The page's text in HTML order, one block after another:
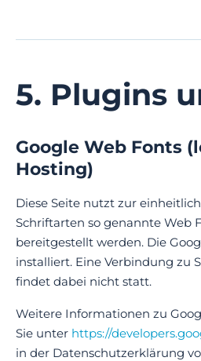
5. Plugins
Google Web Fonts
Hosting)
Diese Seite nutzt zur
Schriftarten so genannte Web
bereitgestellt werden. Die
installiert. Eine Verbindung zu
findet dabei nicht statt.
Weitere Informationen zu
Sie unter https://
in der Datenschutzerklärung